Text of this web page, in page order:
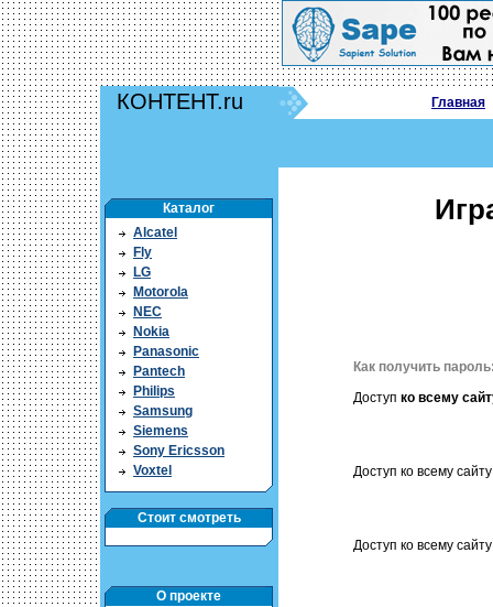
КОНТЕНТ.ru Главная
Каталог
Alcatel
Fly
LG
Motorola
NEC
Nokia
Panasonic
Pantech
Philips
Samsung
Siemens
Sony Ericsson
Voxtel
Стоит смотреть
О проекте
Как получить
Доступ ко всему
Доступ ко всему
Доступ ко всему